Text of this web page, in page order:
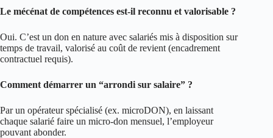
Le mécénat de compétences est‑il reconnu et valorisable ?
Oui. C’est un don en nature avec salariés mis à disposition sur
temps de travail, valorisé au coût de revient (encadrement
contractuel requis).
Comment démarrer un “arrondi sur salaire” ?
Par un opérateur spécialisé (ex. microDON), en laissant
chaque salarié faire un micro‑don mensuel, l’employeur
pouvant abonder.